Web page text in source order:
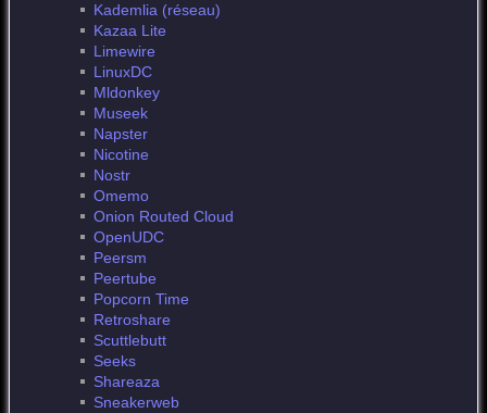
Kademlia (réseau)
Kazaa Lite
Limewire
LinuxDC
Mldonkey
Museek
Napster
Nicotine
Nostr
Omemo
Onion Routed Cloud
OpenUDC
Peersm
Peertube
Popcorn Time
Retroshare
Scuttlebutt
Seeks
Shareaza
Sneakerweb